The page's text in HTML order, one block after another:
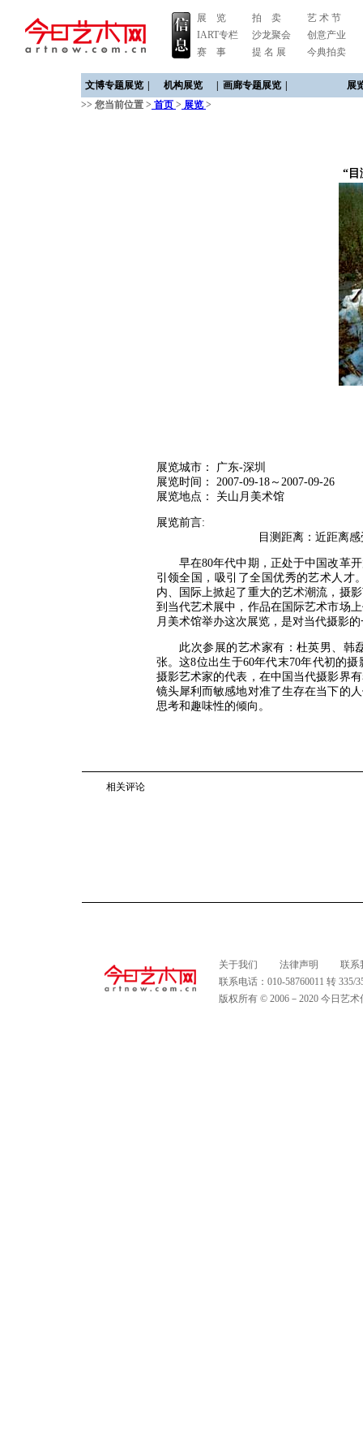
展 览
IART专栏
赛 事
拍 卖
沙龙聚会
提 名 展
艺 术 节
创意产业
今典拍卖
文博专题展览 机构展览 画廊专题展览
展
>> 您当前位置 > 首页 > 展览 >
“目
展览城市： 广东-深圳
展览时间： 2007-09-18～2007-09-26
展览地点： 关山月美术馆
展览前言:
目测距离：近距离感受中
早在80年代中期，正处于中国改革开
引领全国，吸引了全国优秀的艺术人才
内、国际上掀起了重大的艺术潮流，摄
到当代艺术展中，作品在国际艺术市场
月美术馆举办这次展览，是对当代摄影
此次参展的艺术家有：杜英男、韩磊
张。这8位出生于60年代末70年代初的
摄影艺术家的代表，在中国当代摄影界
镜头犀利而敏感地对准了生存在当下的
思考和趣味性的倾向。
相关评论
关于我们 法律声明
联系
联系电话：010-58760011 转
版权所有 © 2006－2020 今日艺